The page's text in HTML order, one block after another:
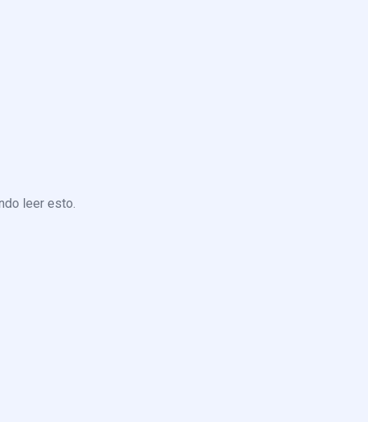
leer esto.